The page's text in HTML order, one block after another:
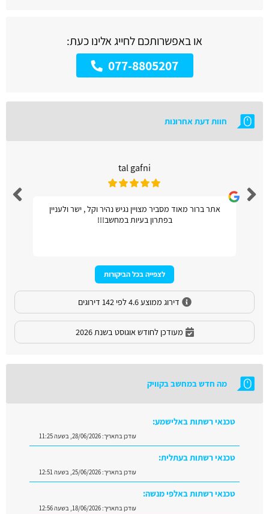
או באפשרותכם לחייג אלינו כעת:
077-8805207
חוות דעת אחרונות
tal gafni
אתר ברור מאוד מסביר מצויין נגיש נהיר וקל , ישר ולעניין
בפתרון בעיות במחשב!!!
לצפייה בכל הביקורות
דירוג ממוצע 4.6 לפי 142 דירוגים
מעודכן לחודש אוגוסט בשנת 2026
מה חדש במחשב בקוויק
טכנאי רשתות באלישמע:
עודכן בתאריך:28/06/2026, בשעה 11:25
טכנאי רשתות בעתלית:
עודכן בתאריך:25/06/2026, בשעה 12:51
טכנאי רשתות באלפי מנשה:
עודכן בתאריך:18/06/2026, בשעה 12:56